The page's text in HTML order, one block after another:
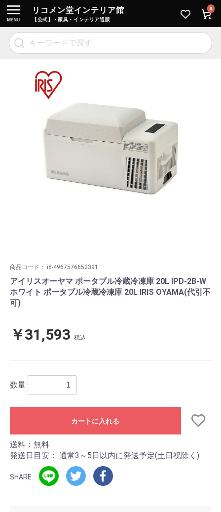
リコメン堂インテリア館
【公式】 - 家具・インテリア通販
0
商品コード： i8-4967576652391
アイリスオーヤマ ポータブル冷蔵冷凍庫 20L IPD-2B-W
ホワイト ポータブル冷蔵冷凍庫 20L IRIS OYAMA(代引不
可)
￥31,593 税込
数量
カートに入れる
送料：無料
発送日目安： 通常3～5日以内に発送予定(土日祝除く)
SHARE